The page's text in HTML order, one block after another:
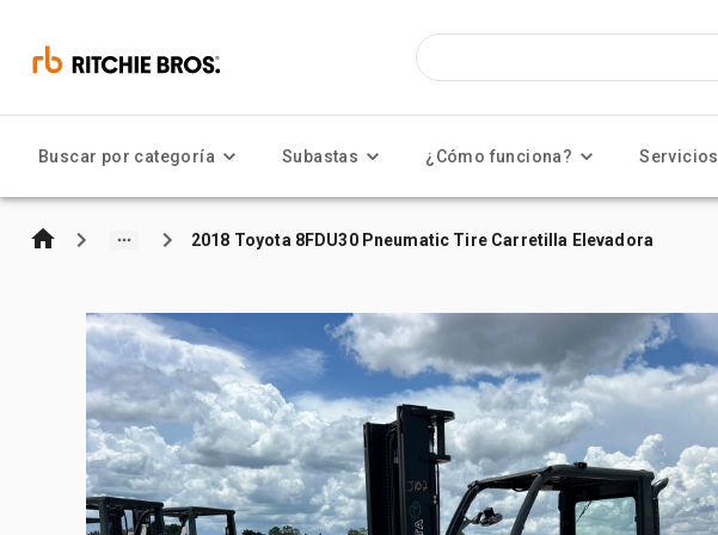
Buscar por categoría Subastas ¿Cómo funciona? Servicios
2018 Toyota 8FDU30 Pneumatic Tire Carretilla Elevadora